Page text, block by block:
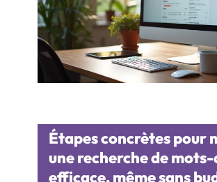
Étapes concrètes pour
une recherche de mots-
efficace, même sans